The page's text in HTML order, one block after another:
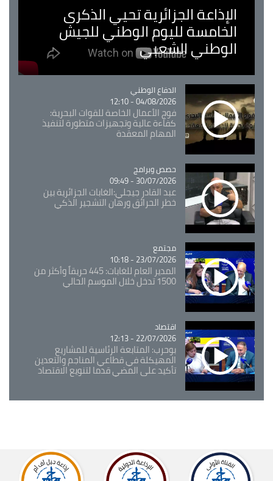
الإذاعة الجزائرية تحيي الذكرى
الخامسة لليوم الوطني للجيش
الوطني الشعبي
Catégorie
الدفاع الوطني
04/08/2026 - 12:10
فوج الأعمال الخاصة للقوات البحرية:
كفاءة عالية وتجهيزات متطورة لتنفيذ
المهام المعقدة
Catégorie
حصص وبرامج
30/07/2026 - 09:49
عبد القادر جيجلي:الغابات الجزائرية بين
خطر الحرائق ورهان التشجير الذكي
Catégorie
مجتمع
23/07/2026 - 10:18
المدير العام للغابات: 445 حريقاً وأكثر من
1500 تدخل خلال الموسم الحالي
Catégorie
اقتصاد
22/07/2026 - 12:13
بوحرب: المتابعة الرئاسية للمشاريع
المهيكلة في قطاعي المناجم والتعدين
تأكيد على المضي قدما لتنويع الاقتصاد